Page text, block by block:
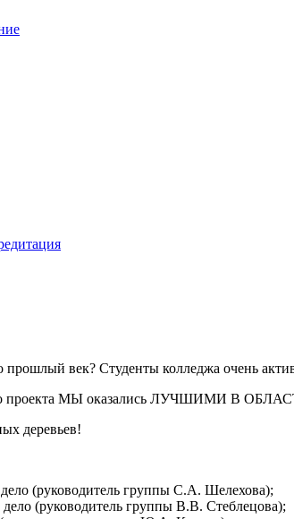
прошлый век? Студенты колледжа очень
проекта МЫ оказались ЛУЧШИМИ В
деревьев!
(руководитель группы С.А. Шелехова);
дело (руководитель группы В.В. Стеблецова);